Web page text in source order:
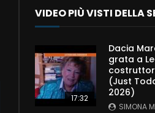
VIDEO PIÙ VISTI DELLA
17:32
Dacia
grata a
(Just
2026)
SIMONA